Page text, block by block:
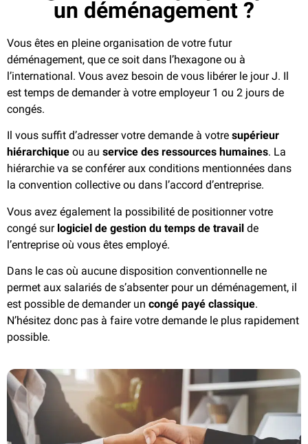
un déménagement ?
Vous êtes en pleine organisation de votre futur
déménagement, que ce soit dans l’hexagone ou à
l’international. Vous avez besoin de vous libérer le jour J. Il
est temps de demander à votre employeur 1 ou 2 jours de
congés.
Il vous suffit d’adresser votre demande à votre supérieur
hiérarchique ou au service des ressources humaines. La
hiérarchie va se conférer aux conditions mentionnées dans
la convention collective ou dans l’accord d’entreprise.
Vous avez également la possibilité de positionner votre
congé sur logiciel de gestion du temps de travail de
l’entreprise où vous êtes employé.
Dans le cas où aucune disposition conventionnelle ne
permet aux salariés de s’absenter pour un déménagement, il
est possible de demander un congé payé classique.
N’hésitez donc pas à faire votre demande le plus rapidement
possible.